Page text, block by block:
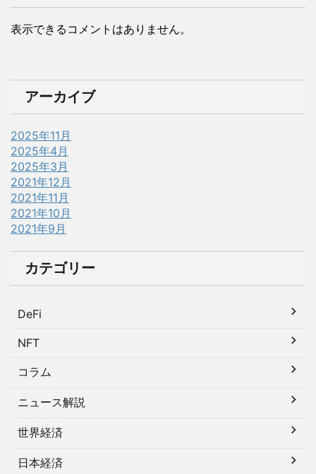
表示できるコメントはありません。
アーカイブ
2025年11月
2025年4月
2025年3月
2021年12月
2021年11月
2021年10月
2021年9月
カテゴリー
DeFi
NFT
コラム
ニュース解説
世界経済
日本経済